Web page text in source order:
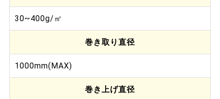
30~400g/㎡
巻き取り直径
1000mm(MAX)
巻き上げ直径